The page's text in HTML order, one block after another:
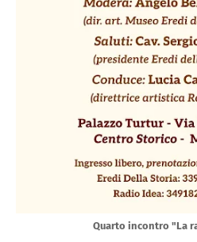
Quarto incontro "La